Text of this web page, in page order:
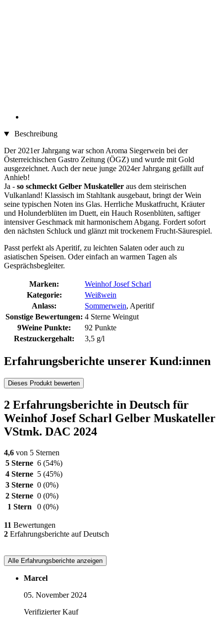
Beschreibung
Der 2021er Jahrgang war schon Aroma Siegerwein bei der
Österreichischen Gastro Zeitung (ÖGZ) und wurde mit Gold
ausgezeichnet. Auch der neue junge 2024er Jahrgang gefällt auf
Anhieb!
Ja - so schmeckt Gelber Muskateller aus dem steirischen
Vulkanland! Klassisch im Stahltank ausgebaut, bringt der Wein
seine typischen Noten ins Glas. Herrliche Muskatfrucht, Kräuter
und Holunderblüten im Duett, ein Hauch Rosenblüten, saftiger
intensiver Geschmack mit harmonischem Abgang. Fordert sofort
den nächsten Schluck und glänzt mit trockenem Frucht-Säurespiel.
Passt perfekt als Aperitif, zu leichten Salaten oder auch zu
asiatischen Speisen. Oder einfach an warmen Tagen als
Gesprächsbegleiter.
Marken:
Weinhof Josef Scharl
Kategorie:
Weißwein
Anlass:
Sommerwein, Aperitif
Sonstige Bewertungen: 4 Sterne Weingut
9Weine Punkte:
92 Punkte
Restzuckergehalt:
3,5 g/l
Erfahrungsberichte unserer Kund:innen
Dieses Produkt bewerten
2 Erfahrungsberichte in Deutsch für
Weinhof Josef Scharl Gelber Muskateller
VStmk. DAC 2024
4,6 von 5 Sternen
5 Sterne 6 (54%)
4 Sterne 5 (45%)
3 Sterne 0 (0%)
2 Sterne 0 (0%)
1 Stern
0 (0%)
11 Bewertungen
2 Erfahrungsberichte auf Deutsch
Alle Erfahrungsberichte anzeigen
Marcel
05. November 2024
Verifizierter Kauf